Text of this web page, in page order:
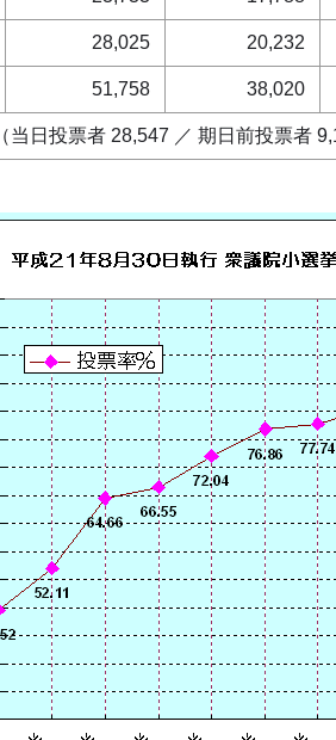
28,025 20,232
51,758 38,020
（当日投票者 28,547 ／ 期日前投票者